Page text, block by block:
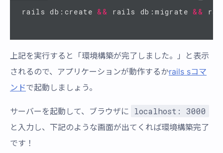
rails db:create && rails db:migrate &&
上記を実行すると「環境構築が完了しました。」と表示
されるので、アプリケーションが動作するかrails sコマ
ンドで起動しましょう。
サーバーを起動して、ブラウザに localhost: 3000
と入力し、下記のような画面が出てくれば環境構築完了
です！